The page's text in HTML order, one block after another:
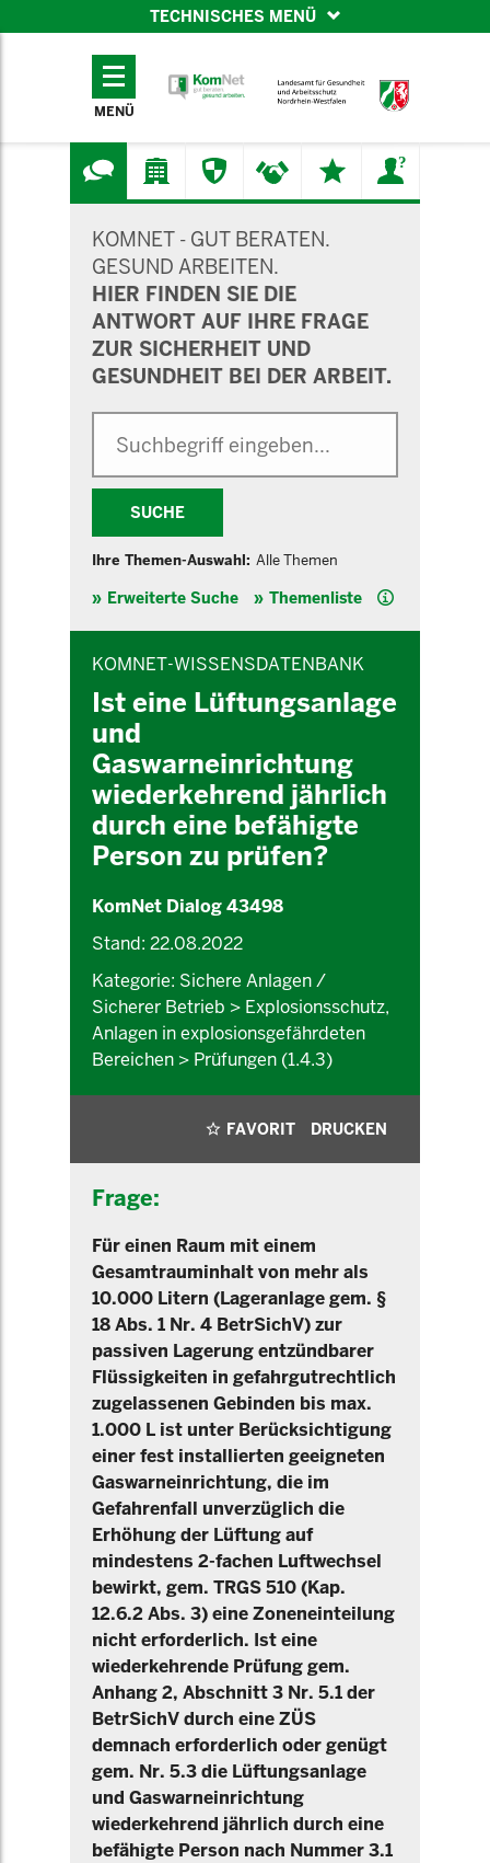
TECHNISCHES MENÜ
TECHNISCHES
MENÜ
KOMNET - GUT BERATEN.
GESUND ARBEITEN.
HIER FINDEN SIE DIE
ANTWORT AUF IHRE FRAGE
ZUR SICHERHEIT UND
GESUNDHEIT BEI DER ARBEIT.
SUCHE
Ihre Themen-Auswahl: Alle Themen
Erweiterte Suche Themenliste Hilfe
KOMNET-WISSENSDATENBANK
Ist eine Lüftungsanlage
und
Gaswarneinrichtung
wiederkehrend jährlich
durch eine befähigte
Person zu prüfen?
KomNet Dialog 43498
Stand: 22.08.2022
Kategorie: Sichere Anlagen /
Sicherer Betrieb > Explosionsschutz,
Anlagen in explosionsgefährdeten
Bereichen > Prüfungen (1.4.3)
FAVORIT DRUCKEN
Frage:
Für einen Raum mit einem
Gesamtrauminhalt von mehr als
10.000 Litern (Lageranlage gem. §
18 Abs. 1 Nr. 4 BetrSichV) zur
passiven Lagerung entzündbarer
Flüssigkeiten in gefahrgutrechtlich
zugelassenen Gebinden bis max.
1.000 L ist unter Berücksichtigung
einer fest installierten geeigneten
Gaswarneinrichtung, die im
Gefahrenfall unverzüglich die
Erhöhung der Lüftung auf
mindestens 2-fachen Luftwechsel
bewirkt, gem. TRGS 510 (Kap.
12.6.2 Abs. 3) eine Zoneneinteilung
nicht erforderlich. Ist eine
wiederkehrende Prüfung gem.
Anhang 2, Abschnitt 3 Nr. 5.1 der
BetrSichV durch eine ZÜS
demnach erforderlich oder genügt
gem. Nr. 5.3 die Lüftungsanlage
und Gaswarneinrichtung
wiederkehrend jährlich durch eine
befähigte Person nach Nummer 3.1